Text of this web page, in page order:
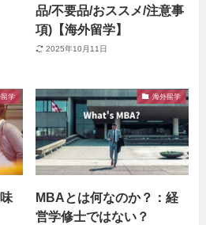
品/不要品/おススメ/注意事
項)【海外留学】
2025年10月11日
学 海外留学
MBAとは何なのか？：経
営学修士ではない？